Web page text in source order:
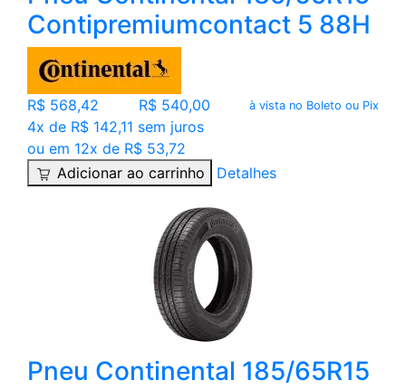
Contipremiumcontact 5 88H
R$ 568,42 R$ 540,00 à vista no Boleto ou Pix
4x de R$ 142,11 sem juros
ou em 12x de R$ 53,72
Adicionar ao carrinho
Detalhes
Pneu Continental 185/65R15